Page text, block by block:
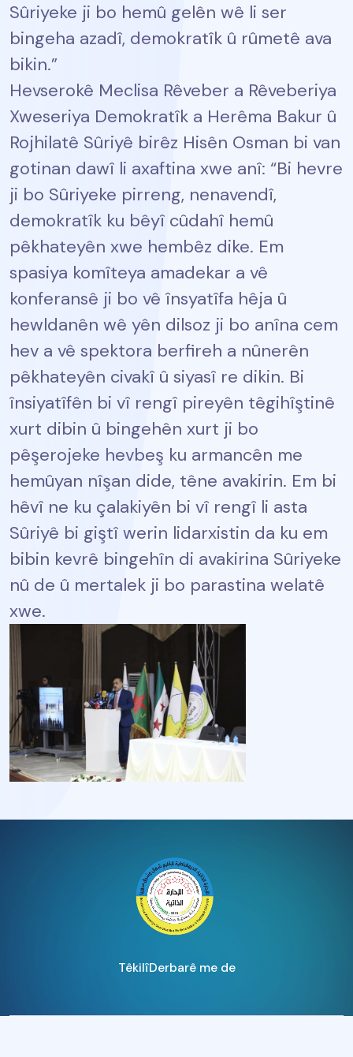
Sûriyeke ji bo hemû gelên wê li ser
bingeha azadî, demokratîk û rûmetê ava
bikin.”
Hevserokê Meclisa Rêveber a Rêveberiya
Xweseriya Demokratîk a Herêma Bakur û
Rojhilatê Sûriyê birêz Hisên Osman bi van
gotinan dawî li axaftina xwe anî: “Bi hevre
ji bo Sûriyeke pirreng, nenavendî,
demokratîk ku bêyî cûdahî hemû
pêkhateyên xwe hembêz dike. Em
spasiya komîteya amadekar a vê
konferansê ji bo vê însyatîfa hêja û
hewldanên wê yên dilsoz ji bo anîna cem
hev a vê spektora berfireh a nûnerên
pêkhateyên civakî û siyasî re dikin. Bi
însiyatîfên bi vî rengî pireyên têgihîştinê
xurt dibin û bingehên xurt ji bo
pêşerojeke hevbeş ku armancên me
hemûyan nîşan dide, têne avakirin. Em bi
hêvî ne ku çalakiyên bi vî rengî li asta
Sûriyê bi giştî werin lidarxistin da ku em
bibin kevrê bingehîn di avakirina Sûriyeke
nû de û mertalek ji bo parastina welatê
xwe.
Derbarê me de
Têkilî